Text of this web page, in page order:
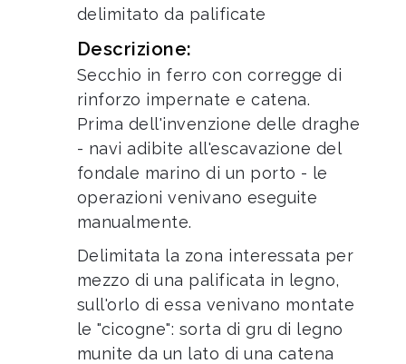
delimitato da palificate
Descrizione:
Secchio in ferro con corregge di
rinforzo impernate e catena.
Prima dell'invenzione delle draghe
- navi adibite all'escavazione del
fondale marino di un porto - le
operazioni venivano eseguite
manualmente.
Delimitata la zona interessata per
mezzo di una palificata in legno,
sull'orlo di essa venivano montate
le "cicogne": sorta di gru di legno
munite da un lato di una catena